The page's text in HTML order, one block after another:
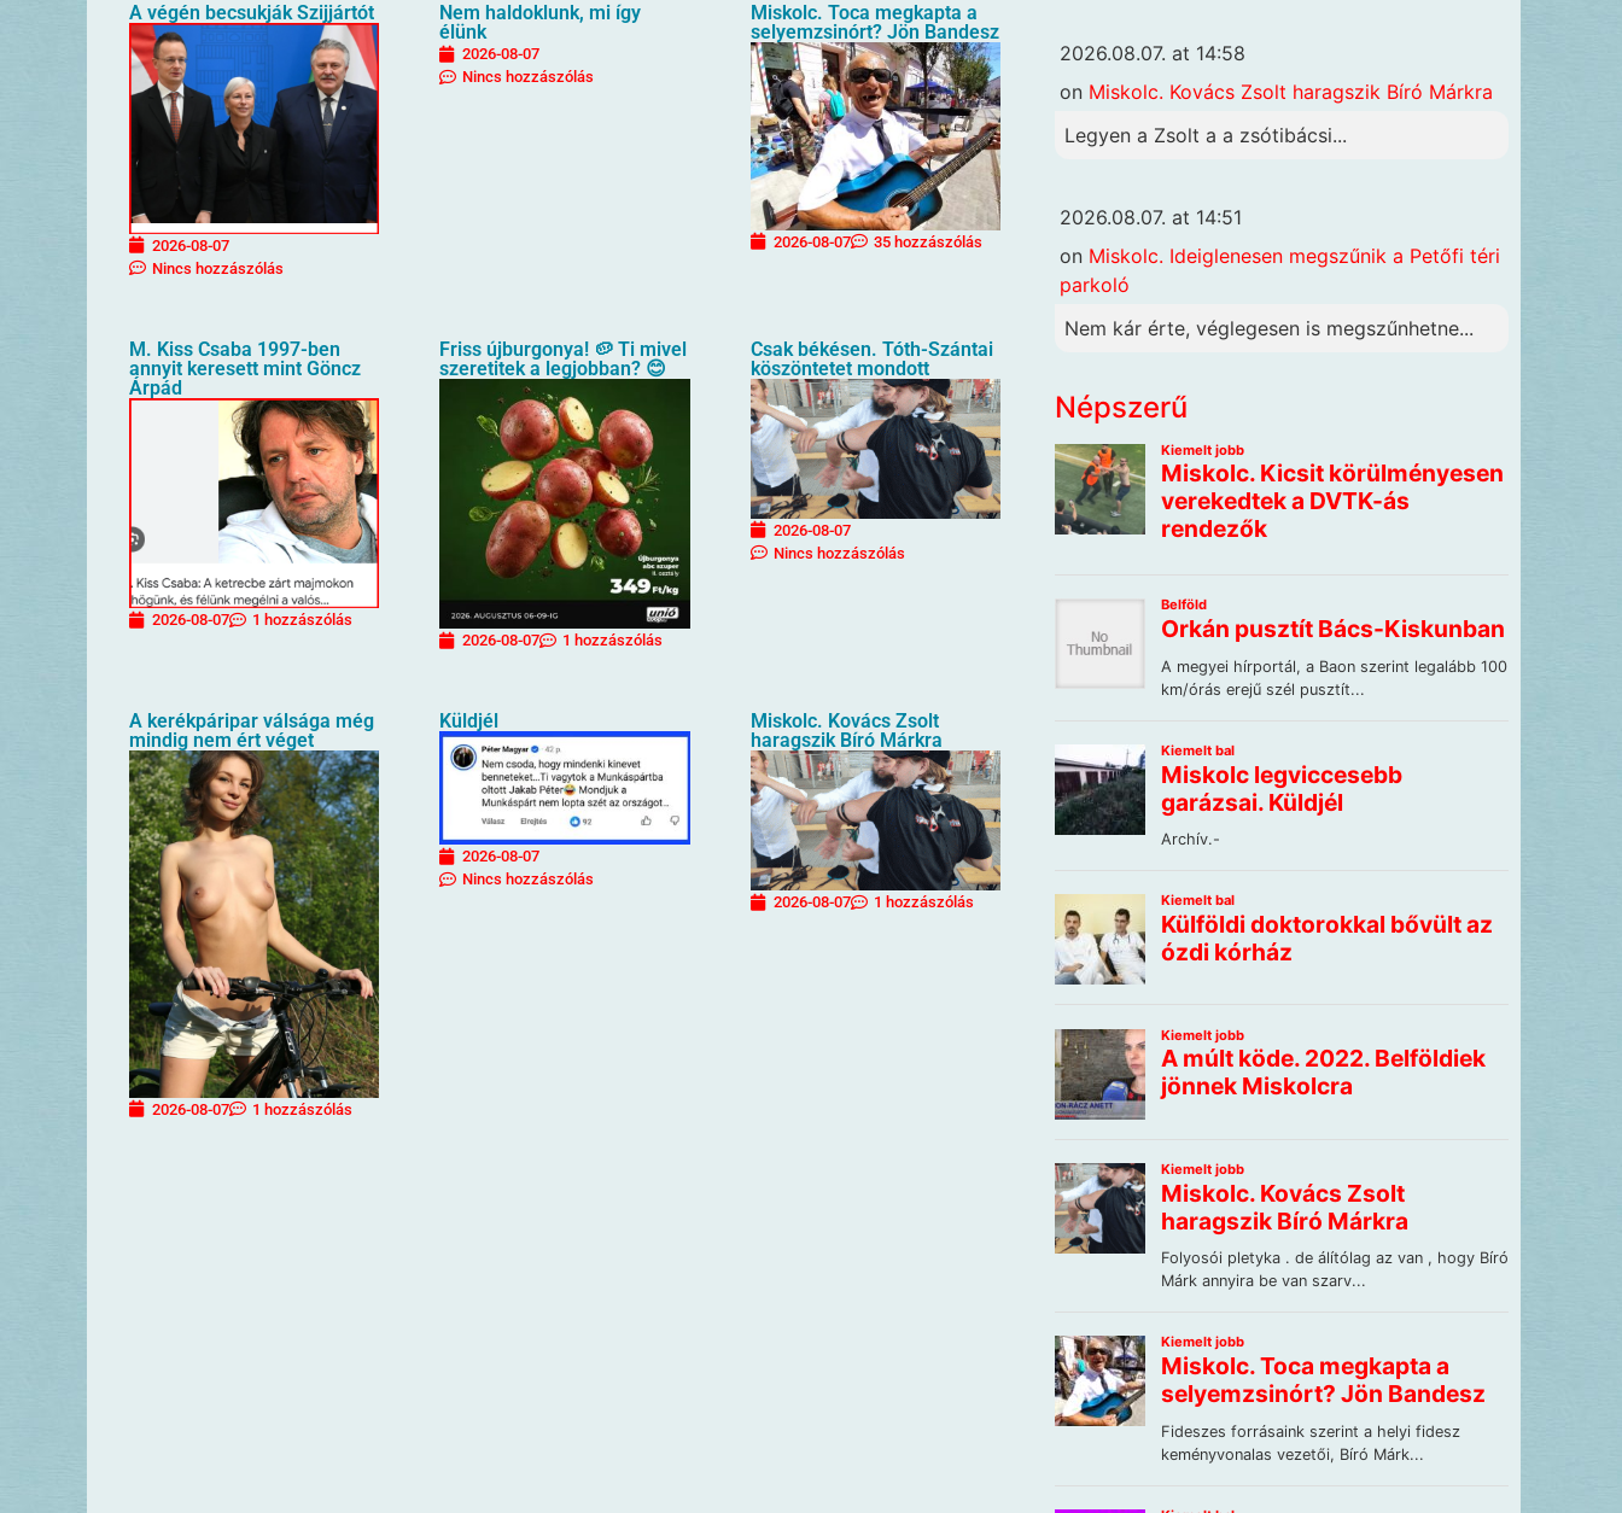
A végén becsukják Szijjártót
2026-08-07
Nincs hozzászólás
Nem haldoklunk, mi így
élünk
2026-08-07
Nincs hozzászólás
Miskolc. Toca megkapta a
selyemzsinórt? Jön Bandesz
2026-08-07 35 hozzászólás
M. Kiss Csaba 1997-ben
annyit keresett mint Göncz
Árpád
2026-08-07 1 hozzászólás
Friss újburgonya! 🥔 Ti mivel
szeretitek a legjobban? 😊
2026-08-07 1 hozzászólás
Csak békésen. Tóth-Szántai
köszöntetet mondott
2026-08-07
Nincs hozzászólás
A kerékpáripar válsága még
mindig nem ért véget
2026-08-07 1 hozzászólás
Küldjél
2026-08-07
Nincs hozzászólás
Miskolc. Kovács Zsolt
haragszik Bíró Márkra
2026-08-07 1 hozzászólás
2026.08.07. at 14:58
on Miskolc. Kovács Zsolt haragszik Bíró Márkra
Legyen a Zsolt a a zsótibácsi...
2026.08.07. at 14:51
on Miskolc. Ideiglenesen megszűnik a Petőfi téri
parkoló
Nem kár érte, véglegesen is megszűnhetne...
Népszerű